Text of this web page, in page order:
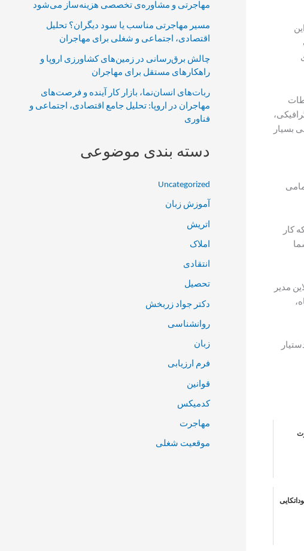
بسیار
که کار
مدیر
مهاجرتی و مشاوره‌ی تخصصی هزینه‌ساز می‌شود
مسیر مهاجرتی مناسب یا سود دیگران؟ تحلیل
اقتصادی، اجتماعی و شغلی برای مهاجران
چالش برق‌رسانی در زمین‌های کشاورزی اروپا و
راهکارهای مستقل برای مهاجران
ربات‌های انسان‌نما، بازار کار آینده و فرصت‌های
مهاجران در اروپا: تحلیل جامع اقتصادی، اجتماعی و
فناوری
دسته بندی موضوعی
Uncategorized
آموزش زبان
اتریش
املاک
انتقادی
تحصیل
دکتر جواد زربخش
روانشناسی
زبان
فرم ارزیابی
قوانین
کدمیکس
مهاجرت
موقعیت شغلی